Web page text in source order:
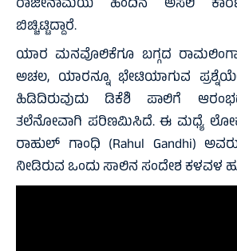
ರಾಜೀನಾಮೆಯ ಹಿಂದಿನ ಅಸಲಿ
ಬಿಚ್ಚಿಟ್ಟಿದ್ದಾರೆ.
ಯಾರ ಮನವೊಲಿಕೆಗೂ ಬಗ್ಗದ
ಅಚಲ, ಯಾರನ್ನೂ ಭೇಟಿಯಾಗುವ
ಹಿಡಿದಿರುವುದು ಡಿಕೆಶಿ ಪಾಲಿಗೆ
ತಲೆನೋವಾಗಿ ಪರಿಣಮಿಸಿದೆ. ಈ ಮಧ್ಯೆ
ರಾಹುಲ್‌ ಗಾಂಧಿ (Rahul Gandhi)
ನೀಡಿರುವ ಒಂದು ಸಾಲಿನ ಸಂದೇಶ ಕಳವಳ